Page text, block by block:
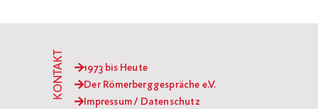
1973 bis Heute
Der Römerberggespräche e.V.
Impressum / Datenschutz
KONTAKT